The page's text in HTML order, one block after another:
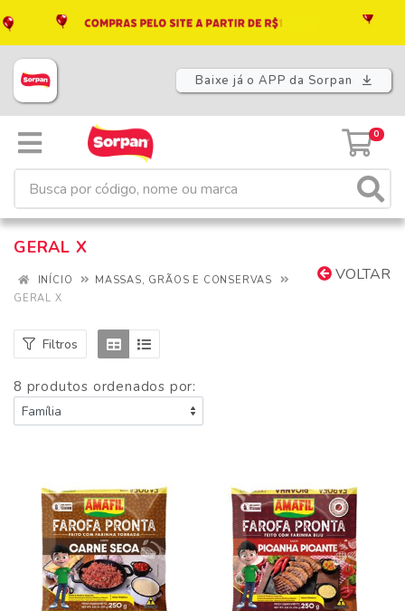
Baixe já o APP da Sorpan
0
GERAL X
VOLTAR
INÍCIO
MASSAS, GRÃOS E CONSERVAS
GERAL X
Filtros
8 produtos ordenados por: